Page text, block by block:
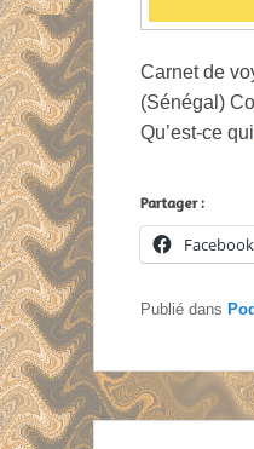
Carnet de
(Sénégal)
Qu’est-ce qui
Partager :
Facebook
Publié dans